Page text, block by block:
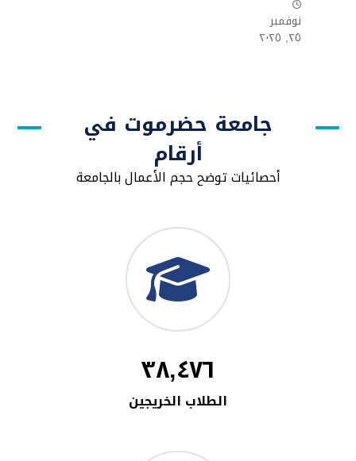
نوفمبر
٢٥, ٢٠٢٥
جامعة حضرموت في
أرقام
أحصائيات توضح حجم الأعمال بالجامعة
٣٨,٤٧٦
الطلاب الخريجين